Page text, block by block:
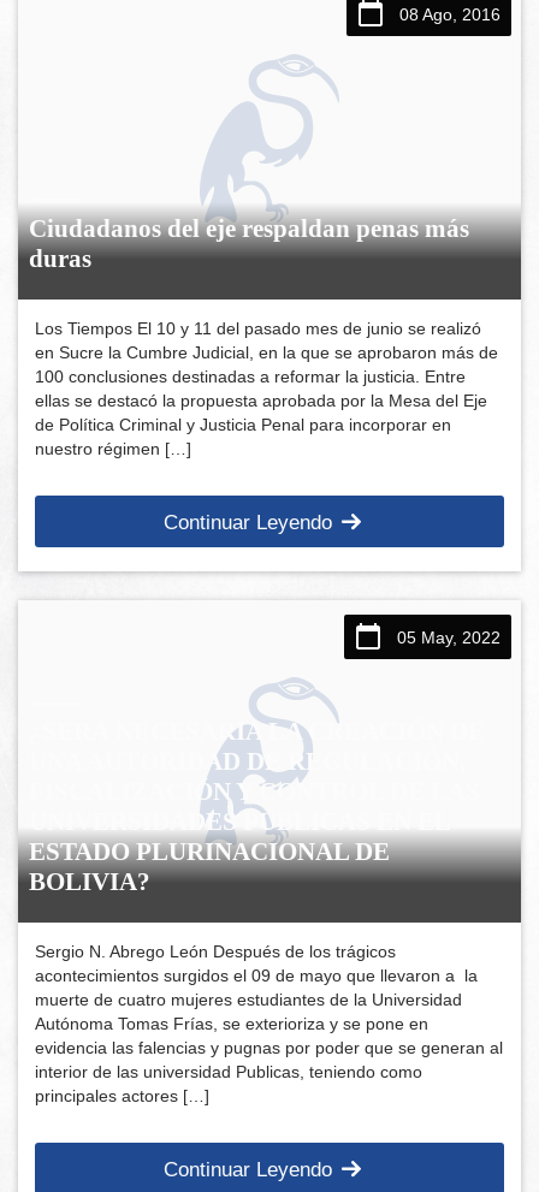
08 Ago, 2016
Ciudadanos del eje respaldan penas más
duras
Los Tiempos El 10 y 11 del pasado mes de junio se realizó
en Sucre la Cumbre Judicial, en la que se aprobaron más de
100 conclusiones destinadas a reformar la justicia. Entre
ellas se destacó la propuesta aprobada por la Mesa del Eje
de Política Criminal y Justicia Penal para incorporar en
nuestro régimen […]
Continuar Leyendo
05 May, 2022
¿SERÁ NECESARIA LA CREACIÓN DE
UNA AUTORIDAD DE REGULACIÓN,
FISCALIZACIÓN Y CONTROL DE LAS
UNIVERSIDADES PÚBLICAS EN EL
ESTADO PLURINACIONAL DE
BOLIVIA?
Sergio N. Abrego León Después de los trágicos
acontecimientos surgidos el 09 de mayo que llevaron a la
muerte de cuatro mujeres estudiantes de la Universidad
Autónoma Tomas Frías, se exterioriza y se pone en
evidencia las falencias y pugnas por poder que se generan al
interior de las universidad Publicas, teniendo como
principales actores […]
Continuar Leyendo